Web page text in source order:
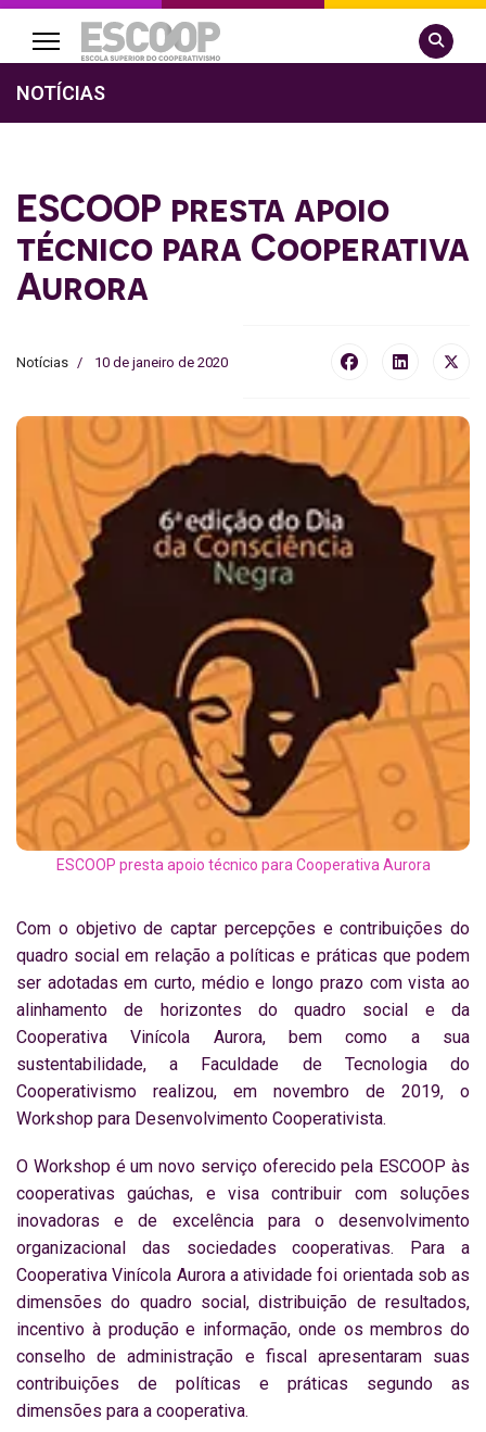
Pesquisar
NOTÍCIAS
ESCOOP presta apoio
técnico para Cooperativa
Aurora
Notícias 10 de janeiro de 2020
ESCOOP presta apoio técnico para Cooperativa Aurora
Com o objetivo de captar percepções e contribuições do
quadro social em relação a políticas e práticas que podem
ser adotadas em curto, médio e longo prazo com vista ao
alinhamento de horizontes do quadro social e da
Cooperativa Vinícola Aurora, bem como a sua
sustentabilidade, a Faculdade de Tecnologia do
Cooperativismo realizou, em novembro de 2019, o
Workshop para Desenvolvimento Cooperativista.
O Workshop é um novo serviço oferecido pela ESCOOP às
cooperativas gaúchas, e visa contribuir com soluções
inovadoras e de excelência para o desenvolvimento
organizacional das sociedades cooperativas. Para a
Cooperativa Vinícola Aurora a atividade foi orientada sob as
dimensões do quadro social, distribuição de resultados,
incentivo à produção e informação, onde os membros do
conselho de administração e fiscal apresentaram suas
contribuições de políticas e práticas segundo as
dimensões para a cooperativa.